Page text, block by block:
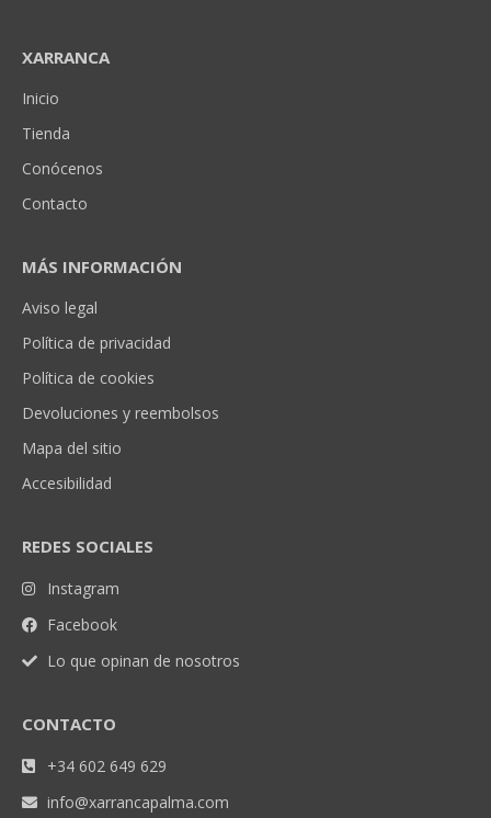
XARRANCA
Inicio
Tienda
Conócenos
Contacto
MÁS INFORMACIÓN
Aviso legal
Política de privacidad
Política de cookies
Devoluciones y reembolsos
Mapa del sitio
Accesibilidad
REDES SOCIALES
Instagram
Facebook
Lo que opinan de nosotros
CONTACTO
+34 602 649 629
info@xarrancapalma.com